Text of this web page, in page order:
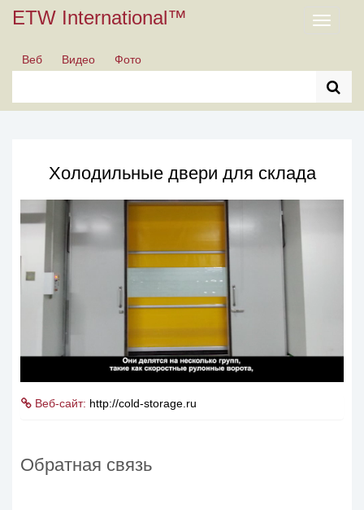
ETW International™
Toggle
Веб
Видео Фото
Холодильные двери для склада
Веб-сайт: http://cold-storage.ru
Обратная связь